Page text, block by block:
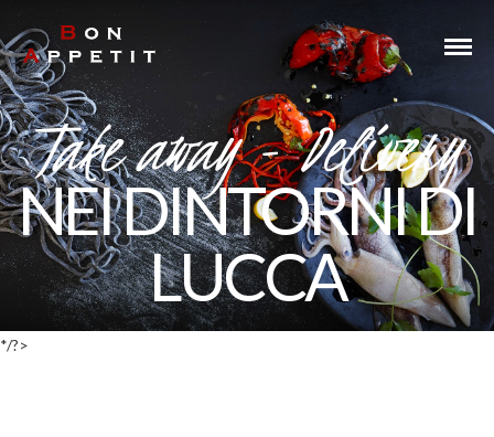
Take away - Delivery
NEI DINTORNI DI
LUCCA
Take Away - Delivery
*/?>